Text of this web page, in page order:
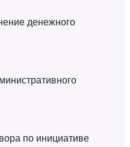
денежного
по инициативе